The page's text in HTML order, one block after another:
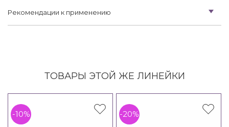
Рекомендации к применению
ТОВАРЫ ЭТОЙ ЖЕ ЛИНЕЙКИ
-10% -20%